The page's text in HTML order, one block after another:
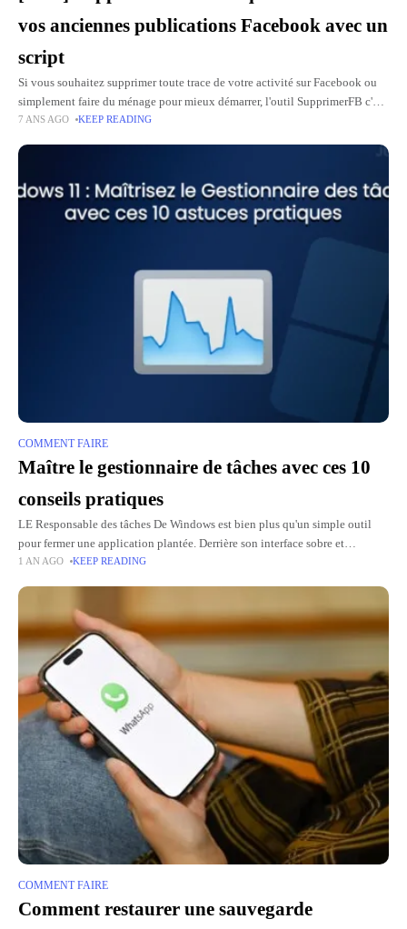
vos anciennes publications Facebook avec un
script
Si vous souhaitez supprimer toute trace de votre activité sur Facebook ou
simplement faire du ménage pour mieux démarrer, l'outil SupprimerFB c'est
ce dont vous avez besoin. Il s'agit d'un
7 ANS AGO KEEP READING
COMMENT FAIRE
Maître le gestionnaire de tâches avec ces 10
conseils pratiques
LE Responsable des tâches De Windows est bien plus qu'un simple outil
pour fermer une application plantée. Derrière son interface sobre et
fonctionnelle, cachez de nombreuses fonctionnalités souvent négligées par
1 AN AGO KEEP READING
COMMENT FAIRE
Comment restaurer une sauvegarde